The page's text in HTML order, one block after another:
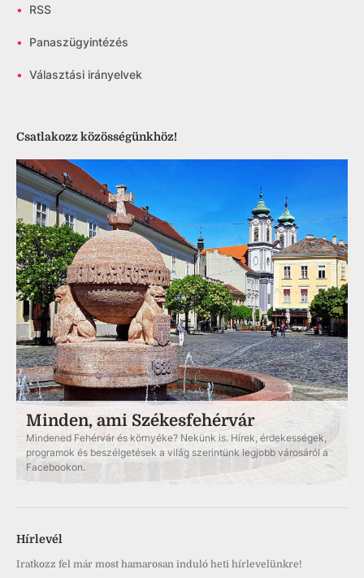
• RSS
• Panaszügyintézés
• Választási irányelvek
Csatlakozz közösségünkhöz!
Minden, ami Székesfehérvár
Mindened Fehérvár és környéke? Nekünk is. Hírek, érdekességek,
programok és beszélgetések a világ szerintünk legjobb városáról a
Facebookon.
Hírlevél
Iratkozz fel már most hamarosan induló heti hírlevelünkre!